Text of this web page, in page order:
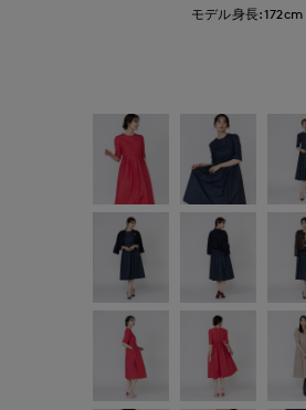
モデル身長:172cm